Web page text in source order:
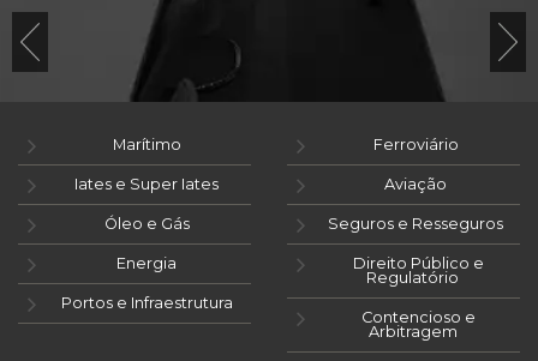
Marítimo
Iates e Super Iates
Óleo e Gás
Energia
Portos e Infraestrutura
Ferroviário
Aviação
Seguros e Resseguros
Direito Público e
Regulatório
Contencioso e
Arbitragem